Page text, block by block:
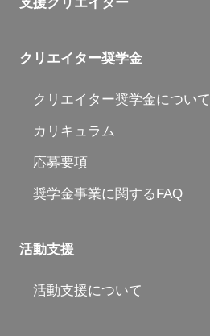
支援クリエイター
クリエイター奨学金
クリエイター奨学金について
カリキュラム
応募要項
奨学金事業に関するFAQ
活動支援
活動支援について